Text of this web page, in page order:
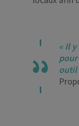
« Il
pour
outil